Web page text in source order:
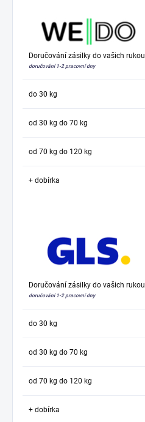
Doručování zásilky do vašich rukou
doručování 1-2 pracovní dny
do 30 kg
od 30 kg do 70 kg
od 70 kg do 120 kg
+ dobírka
Doručování zásilky do vašich rukou
doručování 1-2 pracovní dny
do 30 kg
od 30 kg do 70 kg
od 70 kg do 120 kg
+ dobírka